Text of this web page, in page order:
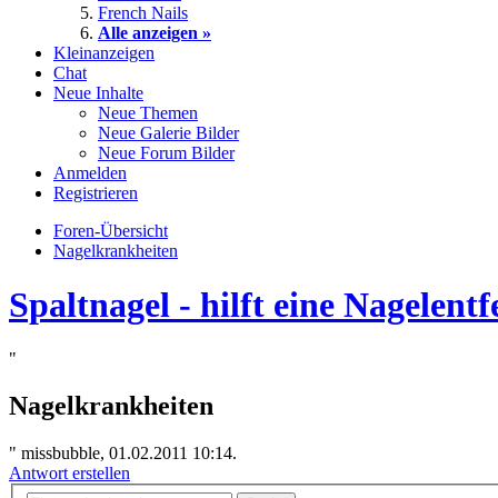
French Nails
Alle anzeigen »
Kleinanzeigen
Chat
Neue Inhalte
Neue Themen
Neue Galerie Bilder
Neue Forum Bilder
Anmelden
Registrieren
Foren-Übersicht
Nagelkrankheiten
Spaltnagel - hilft eine
"
Nagelkrankheiten
" missbubble, 01.02.2011 10:14.
Antwort erstellen